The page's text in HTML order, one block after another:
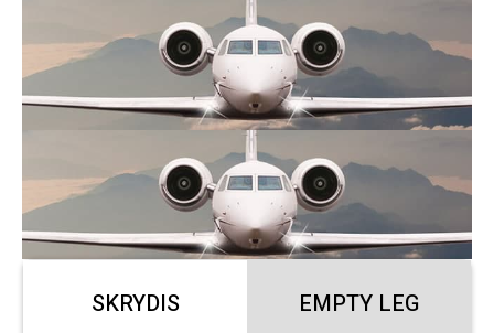
SKRYDIS EMPTY LEG